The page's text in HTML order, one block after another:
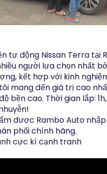
tự động Nissan Terra tại
người lựa chọn nhất
kết hợp với kinh
mang đến giá trị cao
bền cao. Thời gian lắp:
được Rambo Auto
phối chính hãng.
cực kì cạnh tranh